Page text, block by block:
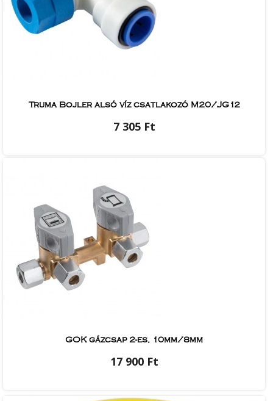
Truma Bojler alsó víz csatlakozó M20/JG12
7 305 Ft
GOK gázcsap 2-es, 10mm/8mm
17 900 Ft